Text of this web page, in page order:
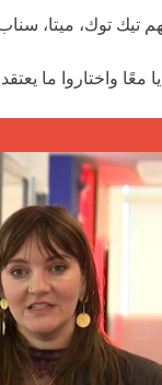
تيك توك، ميتا،
معًا واختاروا ما